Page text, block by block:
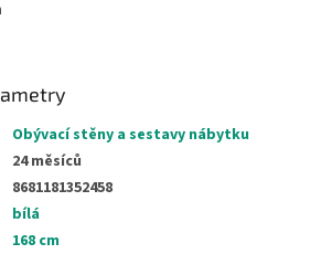
Obývací stěny a sestavy nábytku
24 měsíců
8681181352458
bílá
168 cm